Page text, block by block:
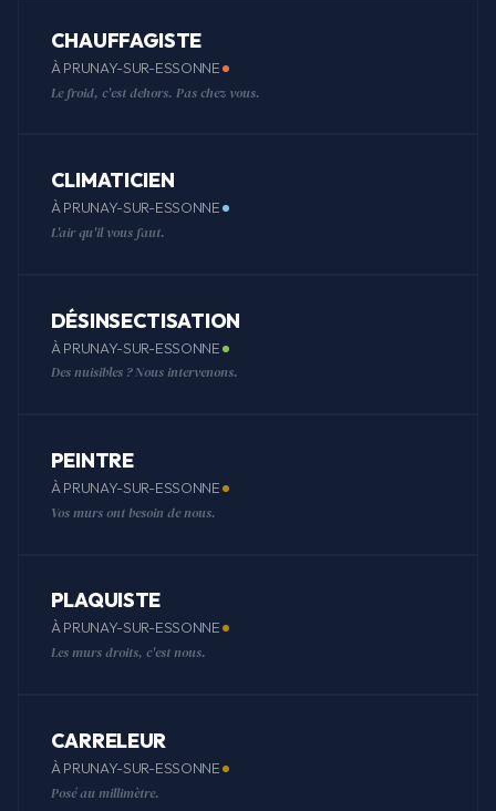
CHAUFFAGISTE
À PRUNAY-SUR-ESSONNE
Le froid, c'est dehors. Pas chez vous.
CLIMATICIEN
À PRUNAY-SUR-ESSONNE
L'air qu'il vous faut.
DÉSINSECTISATION
À PRUNAY-SUR-ESSONNE
Des nuisibles ? Nous intervenons.
PEINTRE
À PRUNAY-SUR-ESSONNE
Vos murs ont besoin de nous.
PLAQUISTE
À PRUNAY-SUR-ESSONNE
Les murs droits, c'est nous.
CARRELEUR
À PRUNAY-SUR-ESSONNE
Posé au millimètre.